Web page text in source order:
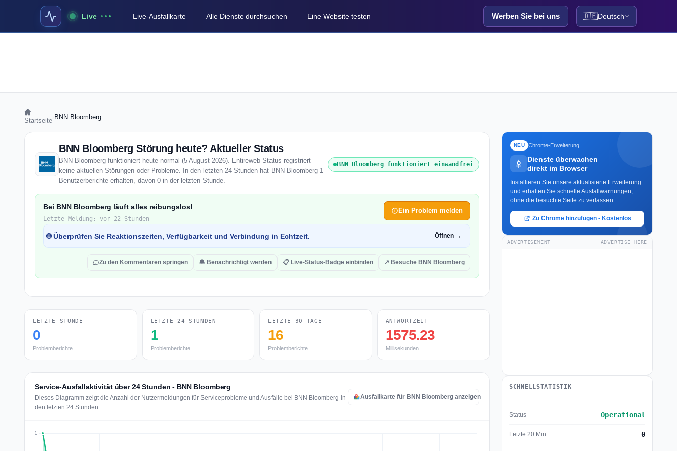
Live Live-Ausfallkarte Alle Dienste durchsuchen Eine Website testen Werben Sie bei uns 🇩🇪Deutsch
Startseite BNN Bloomberg
BNN Bloomberg Störung heute? Aktueller Status
BNN Bloomberg funktioniert heute normal (5 August 2026). Entireweb Status registriert
keine aktuellen Störungen oder Probleme. In den letzten 24 Stunden hat BNN Bloomberg 1
Benutzerberichte erhalten, davon 0 in der letzten Stunde.
BNN Bloomberg funktioniert einwandfrei
Bei BNN Bloomberg läuft alles reibungslos!
Letzte Meldung: vor 22 Stunden
Ein Problem melden
🌐 Überprüfen Sie Reaktionszeiten, Verfügbarkeit und Verbindung in Echtzeit. Öffnen →
Zu den Kommentaren springen 🔔 Benachrichtigt werden 📋 Live-Status-Badge einbinden ↗ Besuche BNN Bloomberg
LETZTE STUNDE
0
Problemberichte
LETZTE 24 STUNDEN
1
Problemberichte
LETZTE 30 TAGE
16
Problemberichte
ANTWORTZEIT
1575.23
Millisekunden
Service-Ausfallaktivität über 24 Stunden - BNN Bloomberg
Dieses Diagramm zeigt die Anzahl der Nutzermeldungen für Serviceprobleme und Ausfälle bei BNN Bloomberg in
den letzten 24 Stunden.
Ausfallkarte für BNN Bloomberg anzeigen
NEU Chrome-Erweiterung
Dienste überwachen
direkt im Browser
Installieren Sie unsere aktualisierte Erweiterung
und erhalten Sie schnelle Ausfallwarnungen,
ohne die besuchte Seite zu verlassen.
Zu Chrome hinzufügen - Kostenlos
ADVERTISEMENT ADVERTISE HERE
SCHNELLSTATISTIK
Status Operational
Letzte 20 Min. 0